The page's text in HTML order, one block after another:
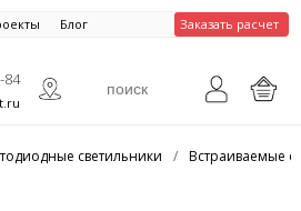
Блог Заказать расчет
84
светильники / Встраиваемые